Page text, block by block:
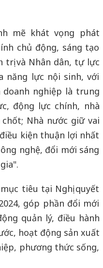
mẽ khát vọng phát
chủ động, sáng tạo
và Nhân dân, tự lực
năng lực nội sinh, với
doanh nghiệp là trung
động lực chính, nhà
Nhà nước giữ vai
kiện thuận lợi nhất
nghệ, đổi mới sáng
tiêu tại Nghị quyết
góp phần đổi mới
quản lý, điều hành
hoạt động sản xuất
phương thức sống,